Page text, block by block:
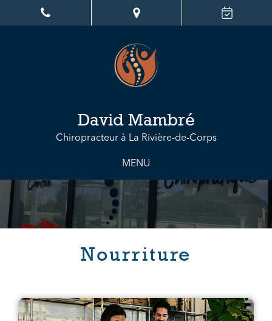
David Mambré
Chiropracteur à La Rivière-de-Corps
MENU
Nourriture